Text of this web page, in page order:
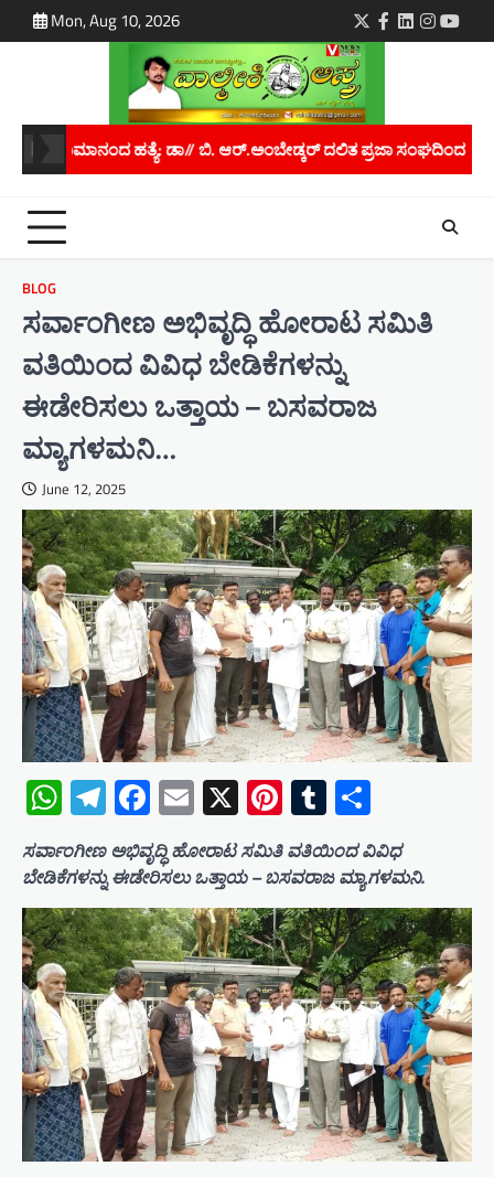
to
Mon, Aug 10, 2026 Twitter
Facebook
LinkedIn
ದಲಿತ ಪ್ರಜಾ ಸಂಘದಿಂದ ರಾಜ್ಯಪಾಲರಿಗೆ ಮನವಿ.. ಮಾನವ
BLOG
ಸರ್ವಾಂಗೀಣ ಅಭಿವೃದ್ಧಿ ಹೋರಾಟ ಸಮಿತಿ
ವತಿಯಿಂದ ವಿವಿಧ ಬೇಡಿಕೆಗಳನ್ನು
ಈಡೇರಿಸಲು ಒತ್ತಾಯ – ಬಸವರಾಜ
ಮ್ಯಾಗಳಮನಿ…
June 12, 2025
WhatsApp
Telegram
Facebook
Email
X Pinterest
Tumblr
ಸರ್ವಾಂಗೀಣ ಅಭಿವೃದ್ಧಿ ಹೋರಾಟ ಸಮಿತಿ ವತಿಯಿಂದ ವಿವಿಧ
ಬೇಡಿಕೆಗಳನ್ನು ಈಡೇರಿಸಲು ಒತ್ತಾಯ – ಬಸವರಾಜ ಮ್ಯಾಗಳಮನಿ.